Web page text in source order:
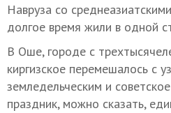
Навруза со
долгое время жили в одной
В Оше, городе с
киргизское перемешалось с
земледельческим и
праздник, можно сказать,